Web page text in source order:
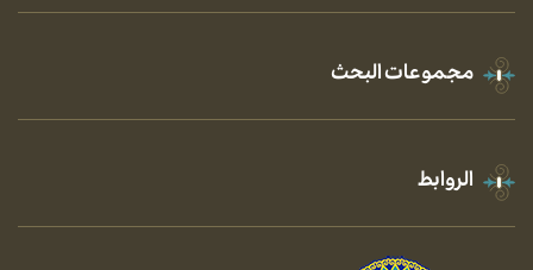
مجموعات البحث
الروابط